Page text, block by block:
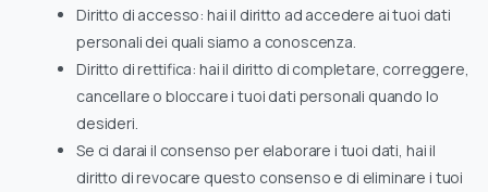
Diritto di accesso: hai il diritto ad accedere ai tuoi dati
personali dei quali siamo a conoscenza.
Diritto di rettifica: hai il diritto di completare, correggere,
cancellare o bloccare i tuoi dati personali quando lo
desideri.
Se ci darai il consenso per elaborare i tuoi dati, hai il
diritto di revocare questo consenso e di eliminare i tuoi